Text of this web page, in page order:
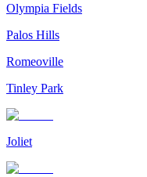
Olympia Fields
Palos Hills
Romeoville
Tinley Park
Joliet